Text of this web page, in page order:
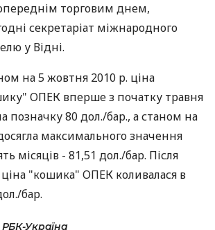
торговим днем,
секретаріат міжнародного
у Відні.
на 5 жовтня 2010 р. ціна
ОПЕК вперше з початку травня
позначку 80 дол./бар., а станом на
максимального значення
місяців - 81,51 дол./бар. Після
ціна "кошика" ОПЕК коливалася в
бар.
РБК-Україна